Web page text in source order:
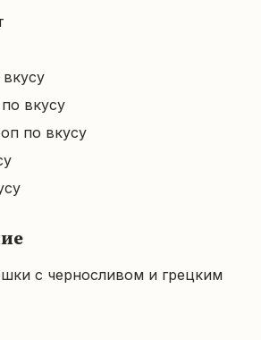
вкусу
по вкусу
с черносливом и грецким